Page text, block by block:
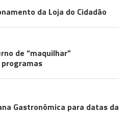
da Loja do Cidadão
de “maquilhar”
Gastronómica para datas da